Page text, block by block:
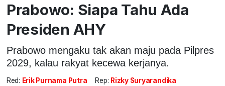
Prabowo: Siapa Tahu Ada
Presiden AHY
Prabowo mengaku tak akan maju pada Pilpres
2029, kalau rakyat kecewa kerjanya.
Red: Erik Purnama Putra Rep: Rizky Suryarandika